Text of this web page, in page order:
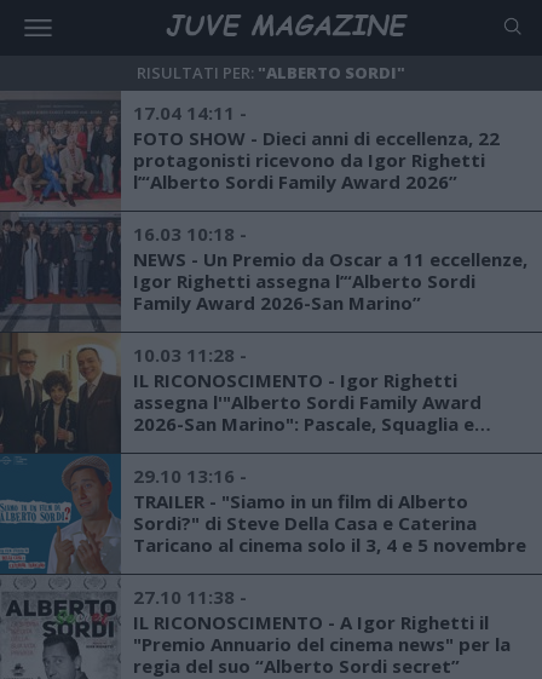
RISULTATI PER: "ALBERTO SORDI"
17.04 14:11 -
FOTO SHOW - Dieci anni di eccellenza, 22
protagonisti ricevono da Igor Righetti
l’“Alberto Sordi Family Award 2026”
16.03 10:18 -
NEWS - Un Premio da Oscar a 11 eccellenze,
Igor Righetti assegna l’“Alberto Sordi
Family Award 2026-San Marino”
10.03 11:28 -
IL RICONOSCIMENTO - Igor Righetti
assegna l'"Alberto Sordi Family Award
2026-San Marino": Pascale, Squaglia e
Titano
29.10 13:16 -
TRAILER - "Siamo in un film di Alberto
Sordi?" di Steve Della Casa e Caterina
Taricano al cinema solo il 3, 4 e 5 novembre
27.10 11:38 -
IL RICONOSCIMENTO - A Igor Righetti il
"Premio Annuario del cinema news" per la
regia del suo “Alberto Sordi secret”